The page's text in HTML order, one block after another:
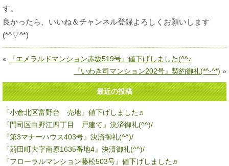
す。
良かったら、いいね＆チャンネル登録よろしくお願いします
(*^▽^*)
«
『エメラルドマンション赤坂519号』値下げしました(^^♪
『いわき司マンション202号』契約御礼(*^-^*) »
最近の投稿
『小倉北区富野台 売地』値下げしました♬
『門司区白野江四丁目 戸建て』決済御礼(^^)/
『第3マナーハウス403号』決済御礼(^^)/
『苅田町大字南原1635番地4』決済御礼(^^)/
『フローラルマンション藤松503号』値下げしました♬